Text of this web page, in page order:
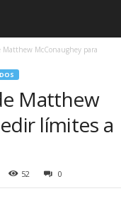
Matthew McConaughey para
Matthew
límites a
52 0